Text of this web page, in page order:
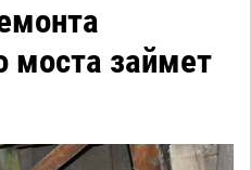
моста займет